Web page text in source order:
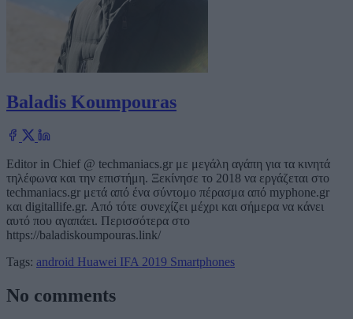
Baladis Koumpouras
Editor in Chief @ techmaniacs.gr με μεγάλη αγάπη για τα κινητά
τηλέφωνα και την επιστήμη. Ξεκίνησε το 2018 να εργάζεται στο
techmaniacs.gr μετά από ένα σύντομο πέρασμα από myphone.gr
και digitallife.gr. Από τότε συνεχίζει μέχρι και σήμερα να κάνει
αυτό που αγαπάει. Περισσότερα στο
https://baladiskoumpouras.link/
Tags: android Huawei IFA 2019 Smartphones
No comments